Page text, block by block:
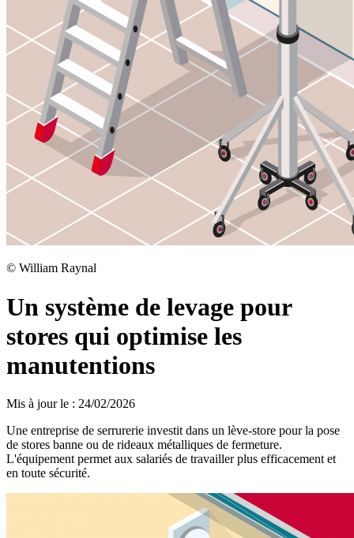
© William Raynal
Un système de levage pour
stores qui optimise les
manutentions
Mis à jour le : 24/02/2026
Une entreprise de serrurerie investit dans un lève-store pour la pose
de stores banne ou de rideaux métalliques de fermeture.
L'équipement permet aux salariés de travailler plus efficacement et
en toute sécurité.